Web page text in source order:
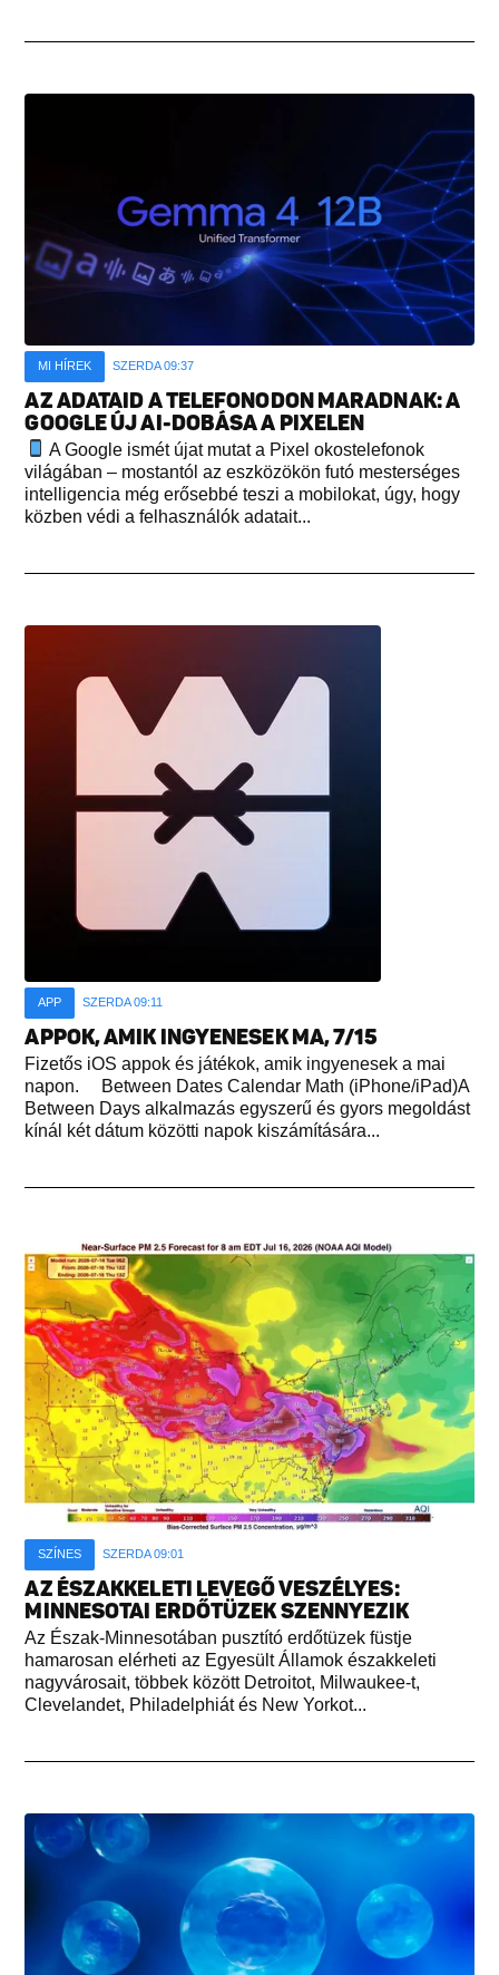
MI HÍREK SZERDA 09:37
AZ ADATAID A TELEFONODON MARADNAK: A
GOOGLE ÚJ AI-DOBÁSA A PIXELEN
A Google ismét újat mutat a Pixel okostelefonok
világában – mostantól az eszközökön futó mesterséges
intelligencia még erősebbé teszi a mobilokat, úgy, hogy
közben védi a felhasználók adatait...
APP SZERDA 09:11
APPOK, AMIK INGYENESEK MA, 7/15
Fizetős iOS appok és játékok, amik ingyenesek a mai
napon. Between Dates Calendar Math (iPhone/iPad)A
Between Days alkalmazás egyszerű és gyors megoldást
kínál két dátum közötti napok kiszámítására...
SZÍNES SZERDA 09:01
AZ ÉSZAKKELETI LEVEGŐ VESZÉLYES:
MINNESOTAI ERDŐTÜZEK SZENNYEZIK
Az Észak-Minnesotában pusztító erdőtüzek füstje
hamarosan elérheti az Egyesült Államok északkeleti
nagyvárosait, többek között Detroitot, Milwaukee-t,
Clevelandet, Philadelphiát és New Yorkot...